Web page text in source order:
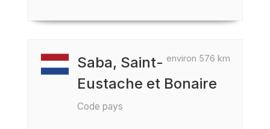
environ 576 km
Saba, Saint-
Eustache et Bonaire
Code pays